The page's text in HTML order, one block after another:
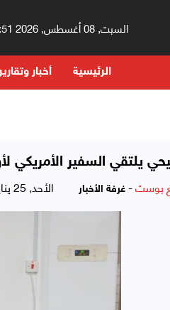
السبت, 08 أغسطس, 2026 02:51 صباحاً
الرئيسية أخبار
يلتقي السفير الأمريكي
بوست- غرفة الأخبار الأحد, 25 يناير, 2026 - 05:07 مساءً